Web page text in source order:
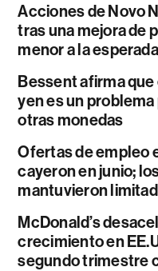
Acciones de Novo
tras una mejora de
menor a la esperada
Bessent afirma que
yen es un problema
otras monedas
Ofertas de empleo
cayeron en junio;
mantuvieron
McDonald’s
crecimiento en
segundo trimestre